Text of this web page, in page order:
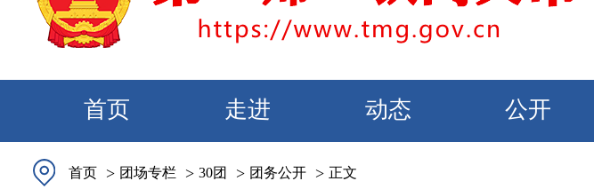
首页 走进 动态 公开
首页 > 团场专栏 > 30团 > 团务公开 > 正文